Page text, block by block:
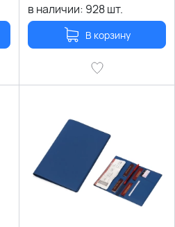
в наличии: 928шт.
В корзину